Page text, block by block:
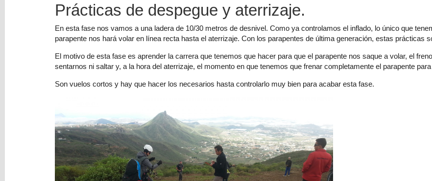
Prácticas de despegue y aterrizaje.
En esta fase nos vamos a una ladera de 10/30 metros de desnivel. Como ya controlamos el inflado, lo único que
parapente nos hará volar en línea recta hasta el aterrizaje. Con los parapentes de última generación, estas prácticas
El motivo de esta fase es aprender la carrera que tenemos que hacer para que el parapente nos saque a volar, el
sentarnos ni saltar y, a la hora del aterrizaje, el momento en que tenemos que frenar completamente el parapente
Son vuelos cortos y hay que hacer los necesarios hasta controlarlo muy bien para acabar esta fase.